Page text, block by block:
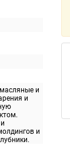
и
и
и